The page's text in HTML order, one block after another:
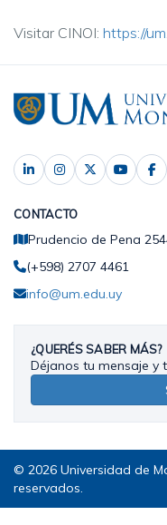
Visitar CINOI: https://
CONTACTO
Prudencio de Pena
(+598) 2707 4461
info@um.edu.uy
¿QUERÉS SABER MÁS?
Déjanos tu mensaje y
© 2026 Universidad de
reservados.